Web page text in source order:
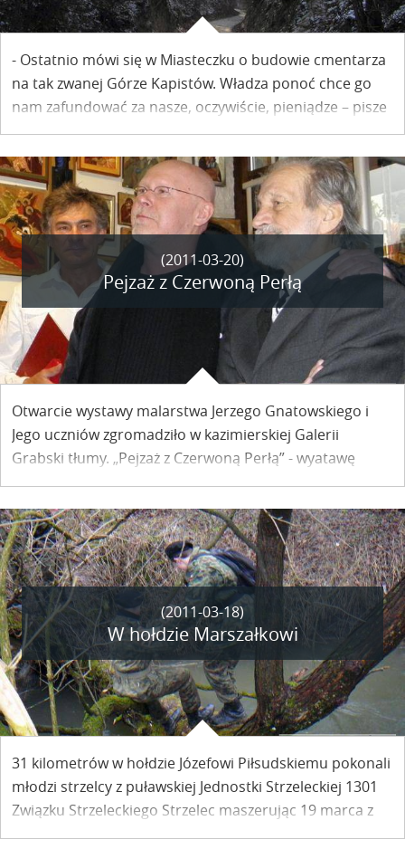
- Ostatnio mówi się w Miasteczku o budowie cmentarza
na tak zwanej Górze Kapistów. Władza ponoć chce go
nam zafundować za nasze, oczywiście, pieniądze – pisze
w liście do Redakcji jeden z naszych Czytelników.
Szczegóły poniżej.
(2011-03-20)
Pejzaż z Czerwoną Perłą
Otwarcie wystawy malarstwa Jerzego Gnatowskiego i
Jego uczniów zgromadziło w kazimierskiej Galerii
Grabski tłumy. „Pejzaż z Czerwoną Perłą” - wyatawę
ogłoszoną jako wydarzenie roku oglądać będzie można
do 6 kwietnia.
(2011-03-18)
W hołdzie Marszałkowi
31 kilometrów w hołdzie Józefowi Piłsudskiemu pokonali
młodzi strzelcy z puławskiej Jednostki Strzeleckiej 1301
Związku Strzeleckiego Strzelec maszerując 19 marca z
Puław do Kazimierza. Tradycja marszu sięga czasów